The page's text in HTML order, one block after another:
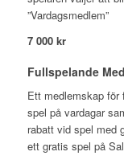
”Vardagsmedlem”
7 000 kr
Fullspelande
Ett medlemskap för
spel på vardagar
rabatt vid spel med
ett gratis spel på